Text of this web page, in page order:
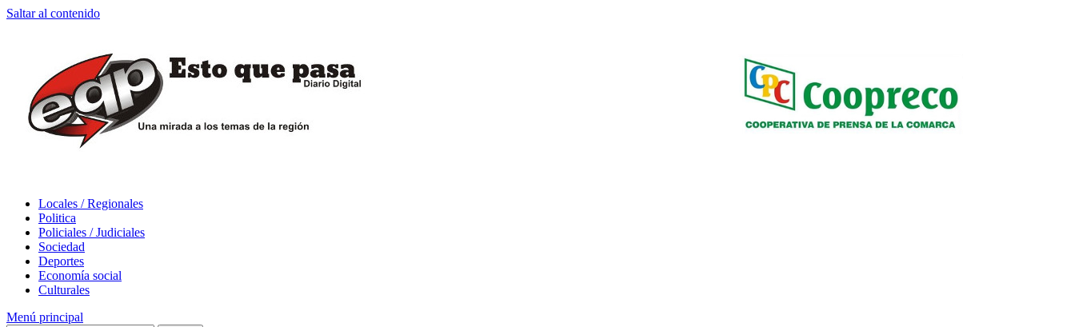
Saltar al contenido
Locales / Regionales
Politica
Policiales / Judiciales
Sociedad
Deportes
Economía social
Culturales
Menú principal